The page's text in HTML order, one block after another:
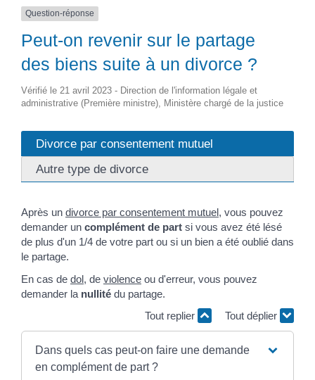
Question-réponse
Peut-on revenir sur le partage
des biens suite à un divorce ?
Vérifié le 21 avril 2023 - Direction de l'information légale et
administrative (Première ministre), Ministère chargé de la justice
Divorce par consentement mutuel
Autre type de divorce
Après un divorce par consentement mutuel, vous pouvez
demander un complément de partsi vous avez été lésé
de plus d'un 1/4 de votre part ou si un bien a été oublié dans
le partage.
En cas de dol, de violenceou d'erreur, vous pouvez
demander la nullitédu partage.
Tout replier
Tout déplier
Dans quels cas peut-on faire une demande
en complément de part ?